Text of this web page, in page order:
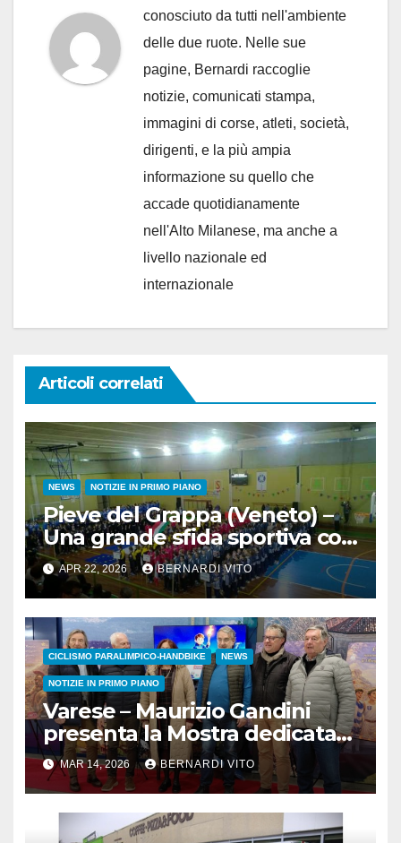
conosciuto da tutti nell'ambiente
delle due ruote. Nelle sue
pagine, Bernardi raccoglie
notizie, comunicati stampa,
immagini di corse, atleti, società,
dirigenti, e la più ampia
informazione su quello che
accade quotidianamente
nell'Alto Milanese, ma anche a
livello nazionale ed
internazionale
Articoli correlati
NEWS NOTIZIE IN PRIMO PIANO
Pieve del Grappa (Veneto) –
Una grande sfida sportiva con
le Olimpiadi Lasalliane al
Filippin di Pieve del Grappa
APR 22, 2026 BERNARDI VITO
CICLISMO PARALIMPICO-HANDBIKE NEWS
NOTIZIE IN PRIMO PIANO
Varese – Maurizio Gandini
presenta la Mostra dedicata
alle “Olimpiadi e
Paralimpiadi”
MAR 14, 2026 BERNARDI VITO